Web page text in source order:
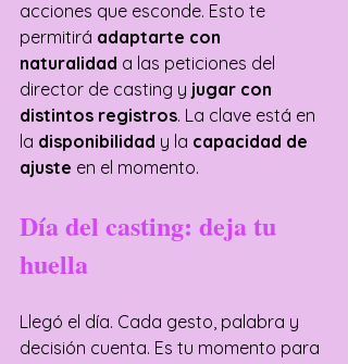
acciones que esconde. Esto te
permitirá adaptarte con
naturalidad a las peticiones del
director de casting y jugar con
distintos registros. La clave está en
la disponibilidad y la capacidad de
ajuste en el momento.
Día del casting: deja tu
huella
Llegó el día. Cada gesto, palabra y
decisión cuenta. Es tu momento para